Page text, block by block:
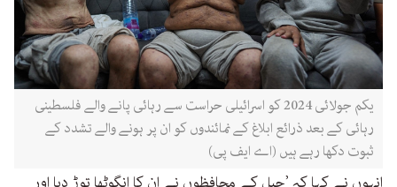
یکم جولائی 2024 کو اسرائیلی حراست سے رہائی پانے والے فلسطینی
رہائی کے بعد ذرائع ابلاغ کے نمائندوں کو ان پر ہونے والے تشدد کے
ثبوت دکھا رہے ہیں (اے ایف پی)